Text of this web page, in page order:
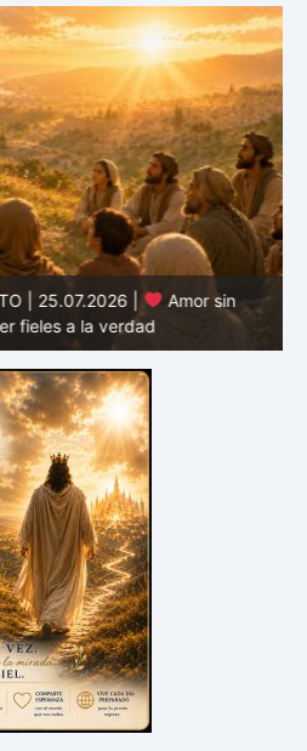
| 25.07.2026 |
Amor sin
fieles a la verdad